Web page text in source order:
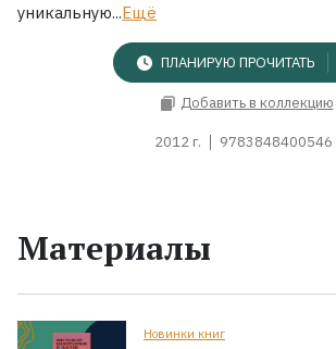
уникальную...Ещё
ПЛАНИРУЮ ПРОЧИТАТЬ
Добавить в коллекцию
2012 г. 9783848400546
Материалы
Новинки книг